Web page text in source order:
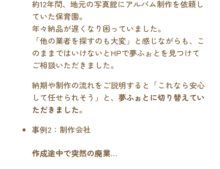
約12年間、地元の写真館にアルバム制作を依頼し
ていた保育園。
年々納品が遅くなり困っていました。
「他の業者を探すのも大変」と感じながらも、こ
のままではいけないとHPで夢ふぉとを見つけて
ご相談いただきました。
納期や制作の流れをご説明すると「これなら安心
して任せられそう」と、夢ふぉとに切り替えてい
ただきました。
事例2：制作会社
作成途中で突然の廃業…